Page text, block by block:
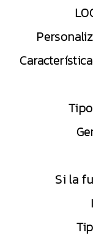
Si la